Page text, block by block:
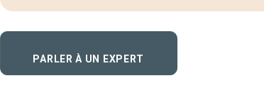
PARLER À UN EXPERT